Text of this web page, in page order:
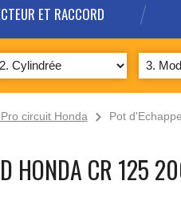
ET RACCORD
circuit Honda
Pot
HONDA CR 125